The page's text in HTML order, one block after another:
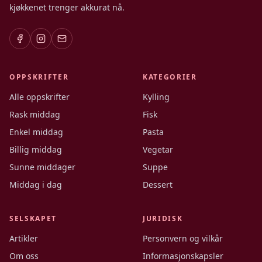
kjøkkenet trenger akkurat nå.
OPPSKRIFTER
Alle oppskrifter
Rask middag
Enkel middag
Billig middag
Sunne middager
Middag i dag
KATEGORIER
Kylling
Fisk
Pasta
Vegetar
Suppe
Dessert
SELSKAPET
Artikler
Om oss
JURIDISK
Personvern og vilkår
Informasjonskapsler